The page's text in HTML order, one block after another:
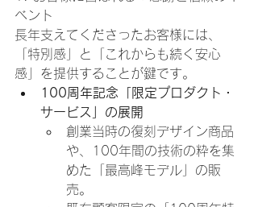
ベント
長年支えてくださったお客様には、
「特別感」と「これからも続く安心
感」を提供することが鍵です。
100周年記念「限定プロダクト・
サービス」の展開
創業当時の復刻デザイン商品
や、100年間の技術の粋を集
めた「最高峰モデル」の販
売。